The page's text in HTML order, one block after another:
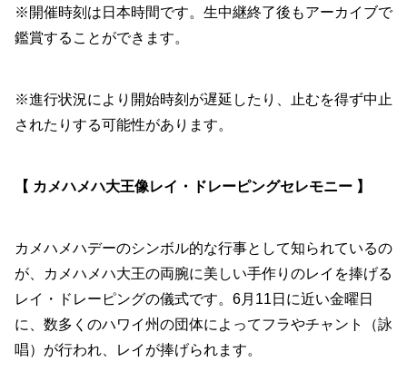
※開催時刻は日本時間です。生中継終了後もアーカイブで
鑑賞することができます。
※進行状況により開始時刻が遅延したり、止むを得ず中止
されたりする可能性があります。
【 カメハメハ大王像レイ・ドレーピングセレモニー 】
カメハメハデーのシンボル的な行事として知られているの
が、カメハメハ大王の両腕に美しい手作りのレイを捧げる
レイ・ドレーピングの儀式です。6月11日に近い金曜日
に、数多くのハワイ州の団体によってフラやチャント（詠
唱）が行われ、レイが捧げられます。